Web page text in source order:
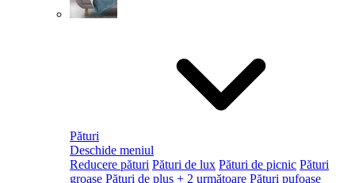
Pături
Deschide meniul
Reducere pături Pături de lux Pături de picnic Pături
groase Pături de pluș + 2 următoare Pături pufoase